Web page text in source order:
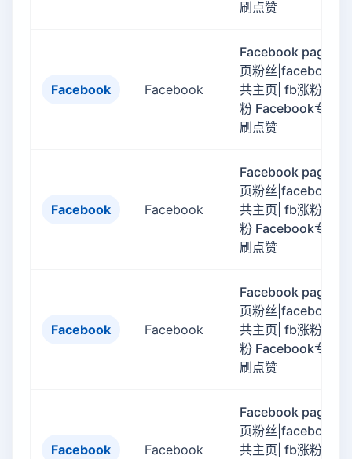
刷点赞
Facebook Facebook
Facebook page 专
页粉丝|facebook公
共主页| fb涨粉 fb刷
粉 Facebook专页
刷点赞
Facebook Facebook
Facebook page 专
页粉丝|facebook公
共主页| fb涨粉 fb刷
粉 Facebook专页
刷点赞
Facebook Facebook
Facebook page 专
页粉丝|facebook公
共主页| fb涨粉 fb刷
粉 Facebook专页
刷点赞
Facebook Facebook
Facebook page 专
页粉丝|facebook公
共主页| fb涨粉 fb刷